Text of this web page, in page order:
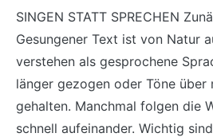
SINGEN STATT SPRECHEN
Gesungener Text ist von Natur
verstehen als gesprochene
länger gezogen oder Töne über
gehalten. Manchmal folgen die
schnell aufeinander. Wichtig